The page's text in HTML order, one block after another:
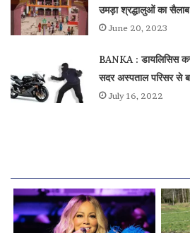
उमड़ा श्रद्धालुओं का सैलाब
June 20, 2023
BANKA : डायलिसिस
सदर अस्पताल परिसर से
July 16, 2022